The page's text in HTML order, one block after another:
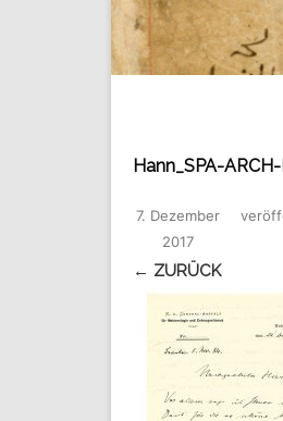
Hann_SPA-
7. Dezember
2017
← ZURÜCK